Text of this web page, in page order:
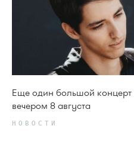
Еще один большой
вечером 8 августа
НОВОСТИ